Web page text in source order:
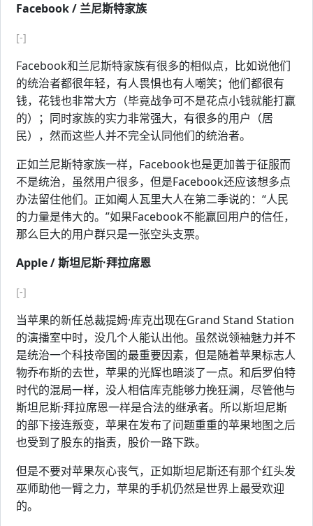
Facebook / 兰尼斯特家族
[-]
Facebook和兰尼斯特家族有很多的相似点，比如说他们
的统治者都很年轻，有人畏惧也有人嘲笑；他们都很有
钱，花钱也非常大方（毕竟战争可不是花点小钱就能打赢
的）；同时家族的实力非常强大，有很多的用户（居
民），然而这些人并不完全认同他们的统治者。
正如兰尼斯特家族一样，Facebook也是更加善于征服而
不是统治，虽然用户很多，但是Facebook还应该想多点
办法留住他们。正如阉人瓦里大人在第二季说的：“人民
的力量是伟大的。”如果Facebook不能赢回用户的信任，
那么巨大的用户群只是一张空头支票。
Apple / 斯坦尼斯·拜拉席恩
[-]
当苹果的新任总裁提姆·库克出现在Grand Stand Station
的演播室中时，没几个人能认出他。虽然说领袖魅力并不
是统治一个科技帝国的最重要因素，但是随着苹果标志人
物乔布斯的去世，苹果的光辉也暗淡了一点。和后罗伯特
时代的混局一样，没人相信库克能够力挽狂澜，尽管他与
斯坦尼斯·拜拉席恩一样是合法的继承者。所以斯坦尼斯
的部下接连叛变，苹果在发布了问题重重的苹果地图之后
也受到了股东的指责，股价一路下跌。
但是不要对苹果灰心丧气，正如斯坦尼斯还有那个红头发
巫师助他一臂之力，苹果的手机仍然是世界上最受欢迎
的。